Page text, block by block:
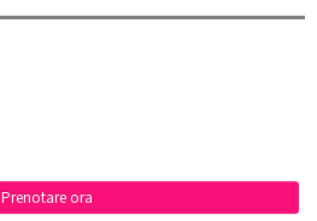
Prenotare ora